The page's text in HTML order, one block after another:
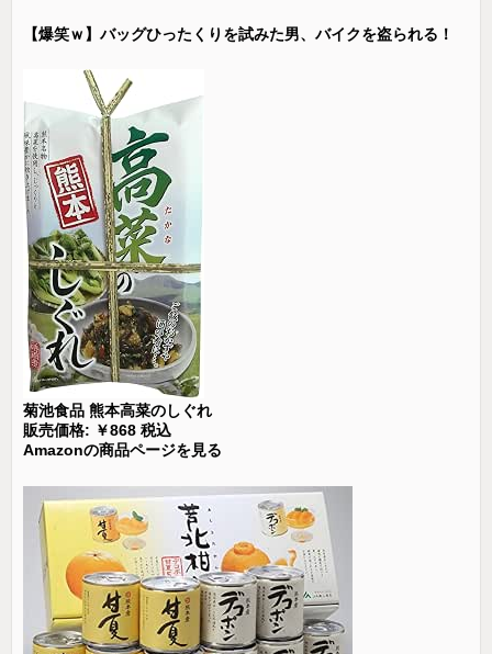
【爆笑ｗ】バッグひったくりを試みた男、バイクを盗られる！
菊池食品 熊本高菜のしぐれ
販売価格: ￥868 税込
Amazonの商品ページを見る